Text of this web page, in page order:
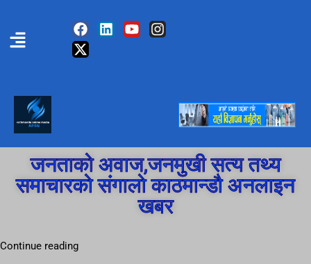
जनताको अवाज,जनमुखी सत्य तथ्य
समाचारको संगालो काठमान्डौ अनलाइन
खबर
Continue reading